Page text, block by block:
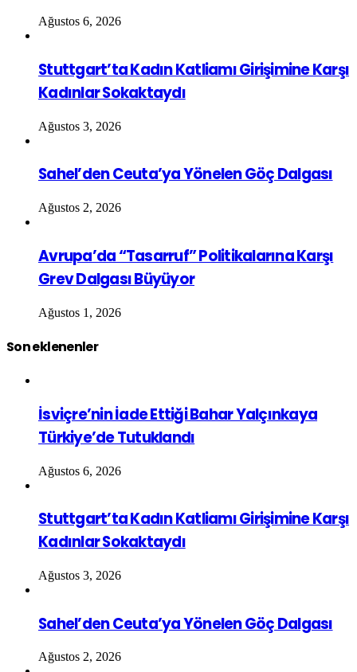
Ağustos 6, 2026
Stuttgart’ta Kadın Katliamı Girişimine Karşı
Kadınlar Sokaktaydı
Ağustos 3, 2026
Sahel’den Ceuta’ya Yönelen Göç Dalgası
Ağustos 2, 2026
Avrupa’da “Tasarruf” Politikalarına Karşı
Grev Dalgası Büyüyor
Ağustos 1, 2026
Son eklenenler
İsviçre’nin İade Ettiği Bahar Yalçınkaya
Türkiye’de Tutuklandı
Ağustos 6, 2026
Stuttgart’ta Kadın Katliamı Girişimine Karşı
Kadınlar Sokaktaydı
Ağustos 3, 2026
Sahel’den Ceuta’ya Yönelen Göç Dalgası
Ağustos 2, 2026